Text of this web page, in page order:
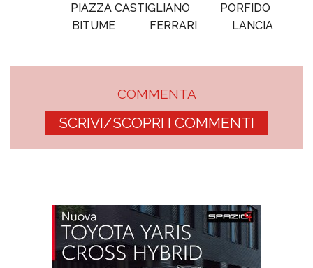
PIAZZA CASTIGLIANO
PORFIDO
BITUME
FERRARI LANCIA
COMMENTA
SCRIVI/SCOPRI I COMMENTI